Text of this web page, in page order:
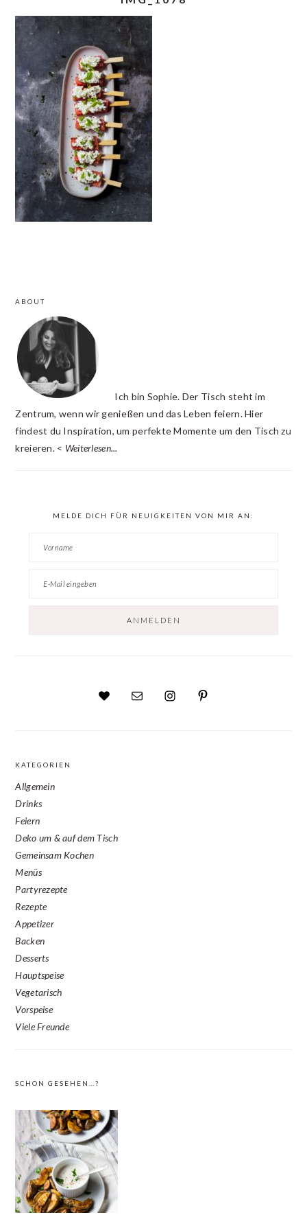
INTERACTIONS
SIDEBAR
ABOUT
Ich bin Sophie. Der Tisch steht im
Zentrum, wenn wir genießen und das Leben feiern. Hier
findest du Inspiration, um perfekte Momente um den Tisch zu
kreieren. < Weiterlesen...
MELDE DICH FÜR NEUIGKEITEN VON MIR AN:
KATEGORIEN
Allgemein
Drinks
Feiern
Deko um & auf dem Tisch
Gemeinsam Kochen
Menüs
Partyrezepte
Rezepte
Appetizer
Backen
Desserts
Hauptspeise
Vegetarisch
Vorspeise
Viele Freunde
SCHON GESEHEN…?